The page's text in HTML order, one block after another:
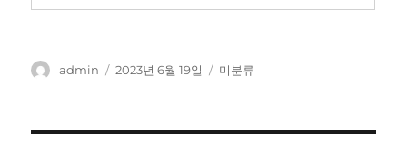
글
admin
작
2023년 6월 19일
카
미분류